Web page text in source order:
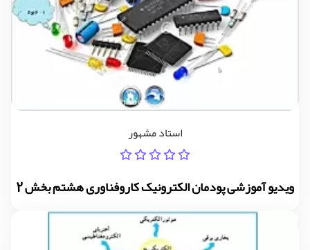
استاد مشهور
ویدیو آموزشی پودمان الکترونیک کاروفناوری هشتم بخش 2